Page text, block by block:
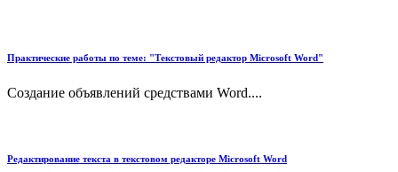
Практические работы по теме: "Текстовый редактор Microsoft Word"
Создание объявлений средствами Word....
Редактирование текста в текстовом редакторе Microsoft Word